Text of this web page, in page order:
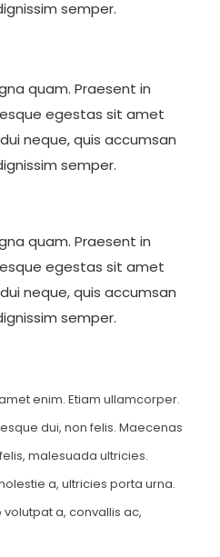
semper.
quam. Praesent in
egestas sit amet
neque, quis accumsan
semper.
quam. Praesent in
egestas sit amet
neque, quis accumsan
semper.
enim. Etiam ullamcorper.
dui, non felis. Maecenas
malesuada ultricies.
a, ultricies porta urna.
a, convallis ac,